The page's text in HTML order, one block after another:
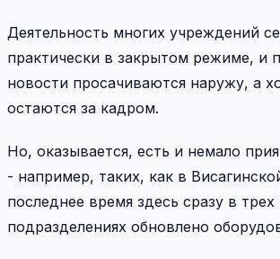
Деятельность многих учреждений
практически в закрытом режиме, и
новости просачиваются наружу, а
остаются за кадром.
Но, оказывается, есть и немало
- например, таких, как в
последнее время здесь сразу в трех
подразделениях обновлено